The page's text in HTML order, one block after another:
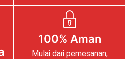
100% Aman
Mulai dari pemesanan,